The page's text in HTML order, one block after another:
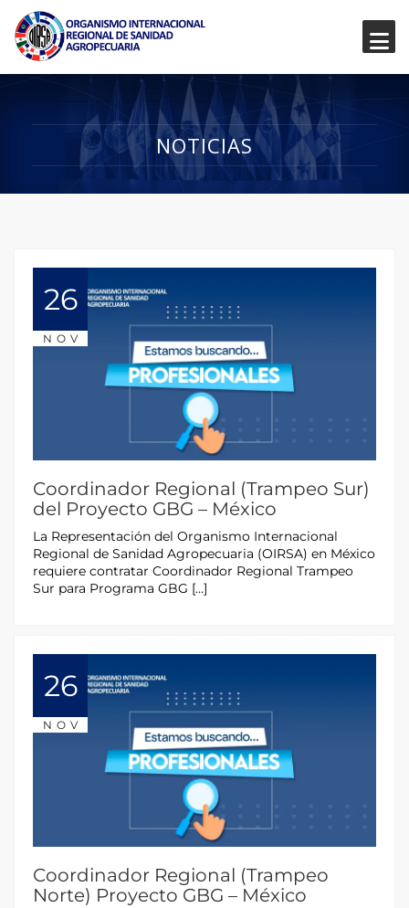
NOTICIAS
26
NOV
Coordinador Regional (Trampeo Sur)
del Proyecto GBG – México
La Representación del Organismo Internacional
Regional de Sanidad Agropecuaria (OIRSA) en México
requiere contratar Coordinador Regional Trampeo
Sur para Programa GBG […]
26
NOV
Coordinador Regional (Trampeo
Norte) Proyecto GBG – México